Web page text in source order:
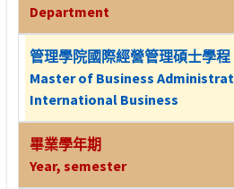
Department
管理學院國際經營管理碩士學程
Master of Business
International Business
畢業學年期
Year, semester